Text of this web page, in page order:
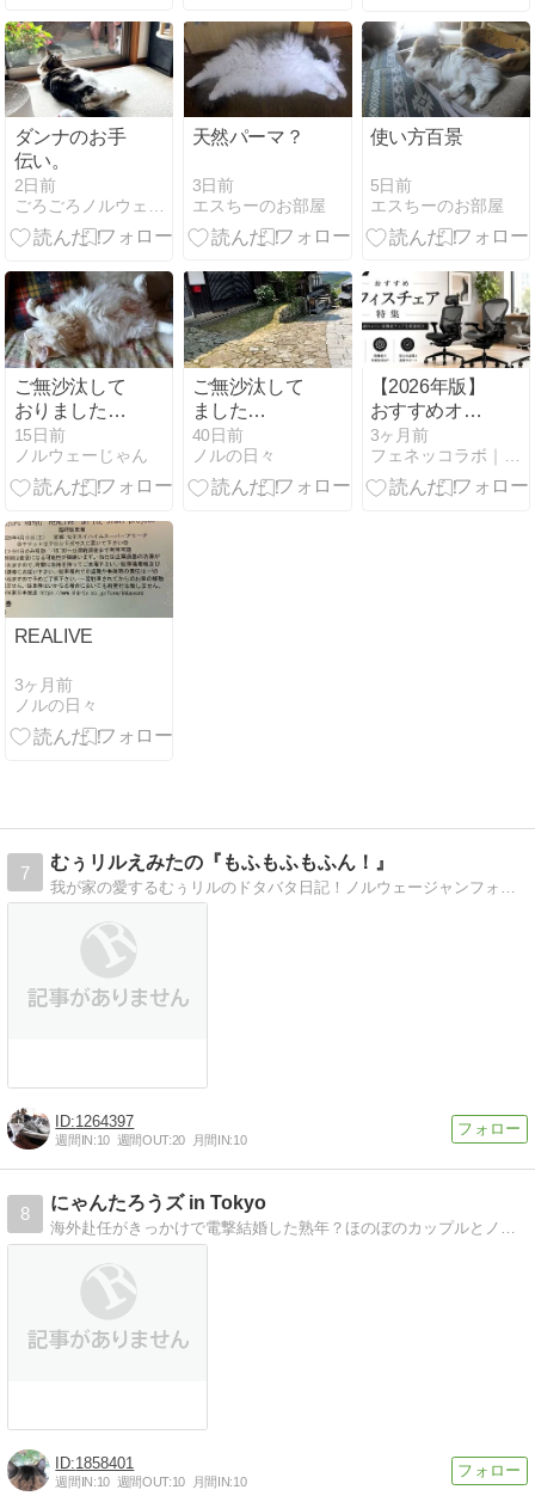
ダンナのお手
伝い。
2日前
ごろごろノルウェージャンとの、のんびり日常
天然パーマ？
3日前
エスちーのお部屋
使い方百景
5日前
エスちーのお部屋
ご無沙汰して
おりました＆
へそ天
15日前
ノルウェーじゃん
ご無沙汰して
ました…
40日前
ノルの日々
【2026年版】
おすすめオフ
ィスチェア特
集｜長時間で
も疲れにくい
3ヶ月前
フェネッコラボ｜猫とフェレットの飼育〜趣味ブログ
REALIVE
3ヶ月前
ノルの日々
7
むぅリルえみたの『もふもふもふん！』
1264397
週間IN:10 週間OUT:20 月間IN:10
8
にゃんたろうズ in Tokyo
海外赴任がきっかけで電撃結婚した熟年？ほのぼのカップルとノルウェージャンとの生活を、妻のポポが綴ります。
1858401
週間IN:10 週間OUT:10 月間IN:10